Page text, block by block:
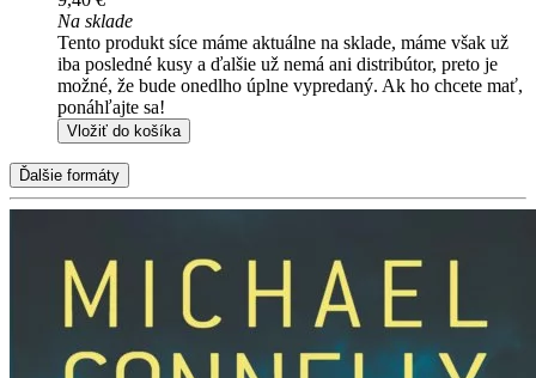
Na sklade
Tento produkt síce máme aktuálne na sklade, máme však už
iba posledné kusy a ďalšie už nemá ani distribútor, preto je
možné, že bude onedlho úplne vypredaný. Ak ho chcete mať,
ponáhľajte sa!
Vložiť do košíka
Ďalšie formáty